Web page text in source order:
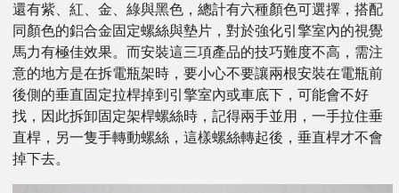
還有紫、紅、金、綠與黑色，總計有六種顏色可選擇，搭配
同顏色的鋁合金固定螺絲與墊片，對於強化引擎室內的視覺
馬力有極佳效果。而安裝這三項產品的技巧難度不高，需注
意的地方是在拆電瓶架時，要小心不要讓兩根安裝在電瓶前
後側的垂直固定拉桿掉到引擎室內或車底下，可能會不好
找，因此拆卸固定架桿螺絲時，記得兩手並用，一手拉住垂
直桿，另一隻手轉動螺絲，這樣螺絲轉起後，垂直桿才不會
掉下去。